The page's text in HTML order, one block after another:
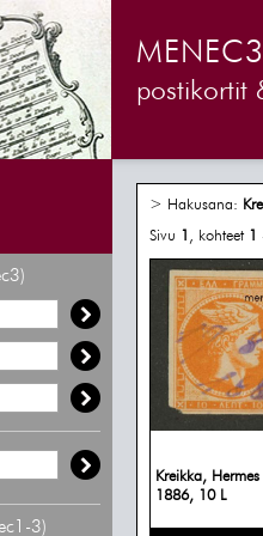
MENEC3
postikortit
3)
> Hakusana:
Sivu 1 , kohteet 1
Kreikka,
1886, 10 L